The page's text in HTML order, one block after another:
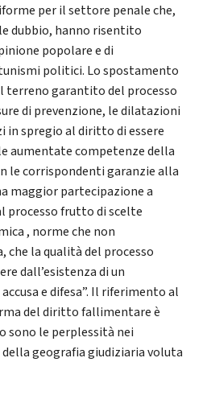
per il settore penale che,
dubbio, hanno risentito
popolare e di
politici. Lo spostamento
terreno garantito del processo
di prevenzione, le dilatazioni
spregio al diritto di essere
aumentate competenze della
le corrispondenti garanzie alla
maggior partecipazione a
processo frutto di scelte
, norme che non
che la qualità del processo
dall’esistenza di un
e difesa”. Il riferimento al
del diritto fallimentare è
sono le perplessità nei
geografia giudiziaria voluta